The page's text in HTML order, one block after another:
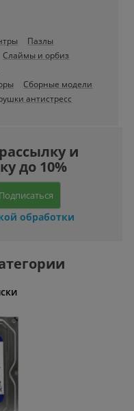
Пазлы
Слаймы и орбиз
Сборные модели
антистресс
и
до 10%
Подписаться
обработки